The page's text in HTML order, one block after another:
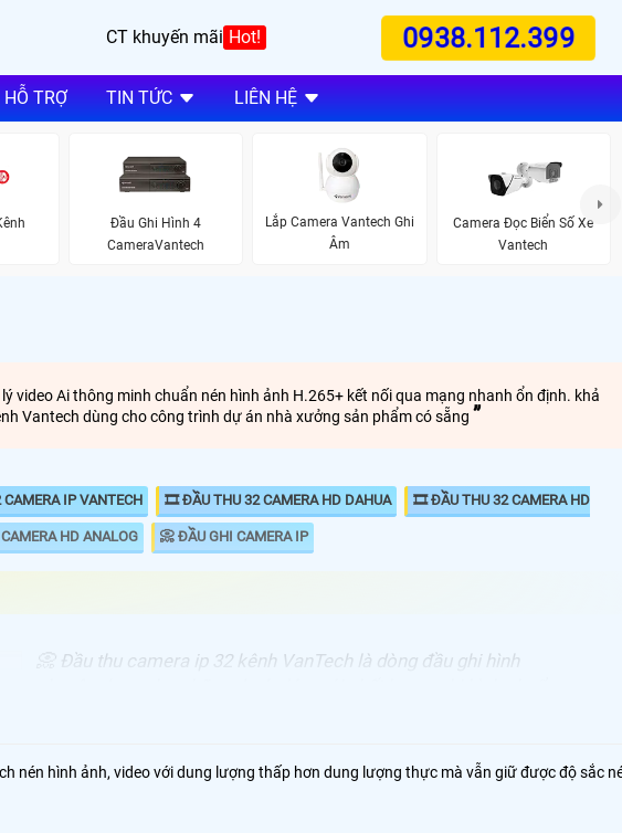
CT khuyến mãi Hot! 0938.112.399
HỖ TRỢ TIN TỨC LIÊN HỆ
Đầu Ghi Hình 4
CameraVantech
Lắp Camera Vantech Ghi
Âm
Camera Đọc Biển Số Xe
Vantech
video Ai thông minh chuẩn nén hình ảnh H.265+ kết nối qua mạng nhanh ổn định. khả
Vantech dùng cho công trình dự án nhà xưởng sản phẩm có sẵng
IP VANTECH 🎞 ĐẦU THU 32 CAMERA HD DAHUA 🎞 ĐẦU THU 32 CAMERA HD
HD ANALOG 📀 ĐẦU GHI CAMERA IP
📀 Đầu thu camera ip 32 kênh VanTech là dòng đầu ghi hình
lượng lớn thiết kế băng thông card mạng cao phù hợp với nhu cầu
nén hình ảnh, video với dung lượng thấp hơn dung lượng thực mà vẫn giữ được độ sắc